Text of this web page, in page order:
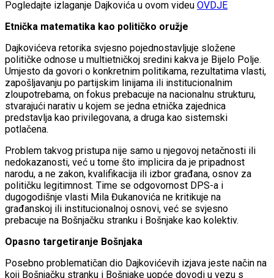
Pogledajte izlaganje Dajkovića u ovom videu OVDJE
Etnička matematika kao političko oružje
Dajkovićeva retorika svjesno pojednostavljuje složene
političke odnose u multietničkoj sredini kakva je Bijelo Polje.
Umjesto da govori o konkretnim politikama, rezultatima vlasti,
zapošljavanju po partijskim linijama ili institucionalnim
zloupotrebama, on fokus prebacuje na nacionalnu strukturu,
stvarajući narativ u kojem se jedna etnička zajednica
predstavlja kao privilegovana, a druga kao sistemski
potlačena.
Problem takvog pristupa nije samo u njegovoj netačnosti ili
nedokazanosti, već u tome što implicira da je pripadnost
narodu, a ne zakon, kvalifikacija ili izbor građana, osnov za
političku legitimnost. Time se odgovornost DPS-a i
dugogodišnje vlasti Mila Đukanovića ne kritikuje na
građanskoj ili institucionalnoj osnovi, već se svjesno
prebacuje na Bošnjačku stranku i Bošnjake kao kolektiv.
Opasno targetiranje Bošnjaka
Posebno problematičan dio Dajkovićevih izjava jeste način na
koji Bošnjačku stranku i Bošnjake uopće dovodi u vezu s